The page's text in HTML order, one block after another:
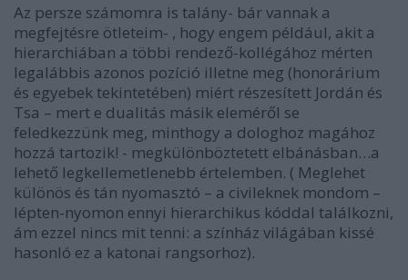
Az persze számomra is talány- bár vannak a
megfejtésre ötleteim- , hogy engem például, akit a
hierarchiában a többi rendező-kollégához mérten
legalábbis azonos pozíció illetne meg (honorárium
és egyebek tekintetében) miért részesített Jordán és
Tsa – mert e dualitás másik eleméről se
feledkezzünk meg, minthogy a dologhoz magához
hozzá tartozik! - megkülönböztetett elbánásban…a
lehető legkellemetlenebb értelemben. ( Meglehet
különös és tán nyomasztó – a civileknek mondom –
lépten-nyomon ennyi hierarchikus kóddal találkozni,
ám ezzel nincs mit tenni: a színház világában kissé
hasonló ez a katonai rangsorhoz).